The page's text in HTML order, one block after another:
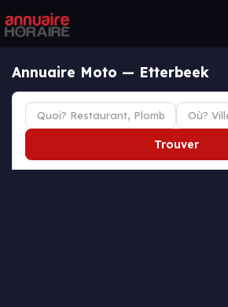
Annuaire Moto — Etterbeek
Trouver